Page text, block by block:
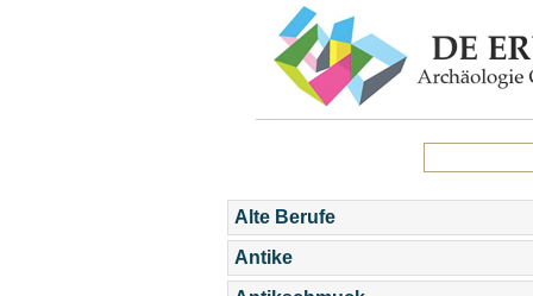
Alte Berufe
Antike